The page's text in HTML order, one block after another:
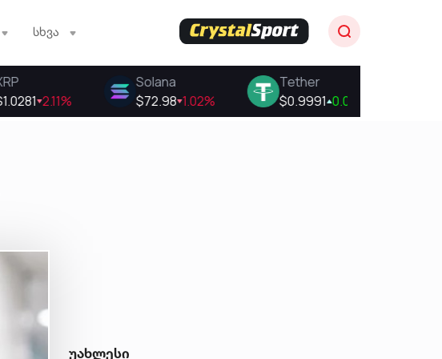
სხვა
უახლესი